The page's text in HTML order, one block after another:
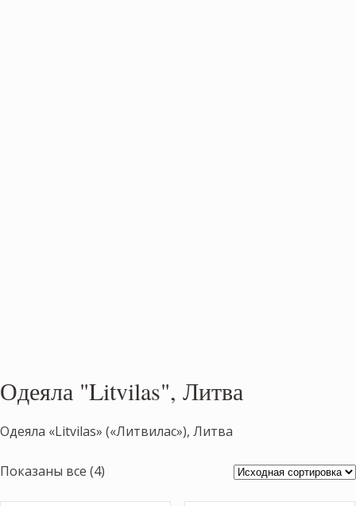
Одеяла "Litvilas", Литва
Одеяла «Litvilas» («Литвилас»), Литва
Показаны все (4)